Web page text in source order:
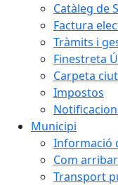
Catàleg de
Factura
Tràmits i
Finestreta
Carpeta
Impostos
Municipi
Informació
Com
Transport